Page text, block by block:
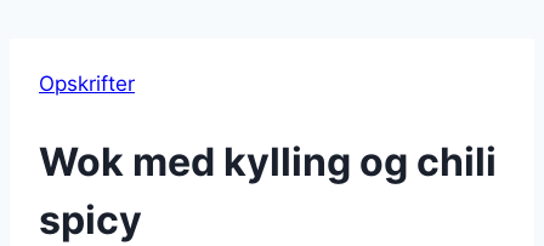
Opskrifter
Wok med kylling og chili
spicy